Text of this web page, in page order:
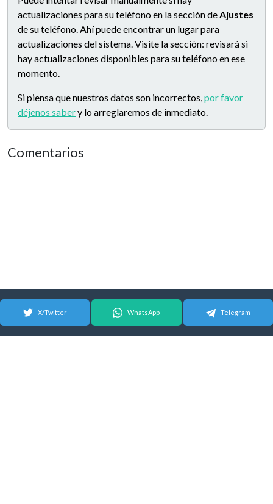
actualizaciones para su teléfono en la sección deAjustes
de su teléfono. Ahí puede encontrar un lugar para
actualizaciones del sistema. Visite la sección: revisará si
hay actualizaciones disponibles para su teléfono en ese
momento.
Si piensa que nuestros datos son incorrectos,por favor
déjenos sabery lo arreglaremos de inmediato.
Comentarios
X/Twitter WhatsApp Telegram